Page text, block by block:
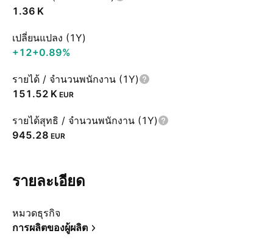
‪1.36 K‬
เปลี่ยนแปลง (1Y)
+12+0.89%
รายได้ / จำนวนพนักงาน (1Y)
‪151.52 K‬ EUR
รายได้สุทธิ / จำนวนพนักงาน (1Y)
945.28 EUR
รายละเอียด
หมวดธุรกิจ
การผลิตของผู้ผลิต